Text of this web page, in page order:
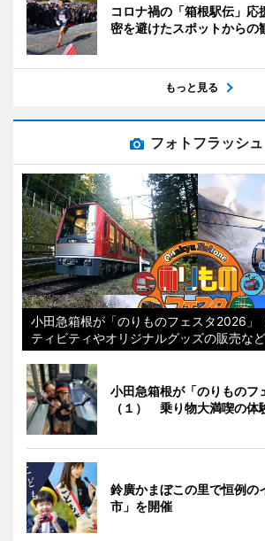
コロナ禍の「箱根駅伝」
密を避けたスポットからの
もっと見る
フォトフラッシュ
小田急箱根が「のりものフェスタ2026
ティビティやオリジナルグッズの販売など
小田急箱根が「のりものフ
（１） 乗り物大満喫の体
鈴廣かまぼこの里で恒例の
市」を開催